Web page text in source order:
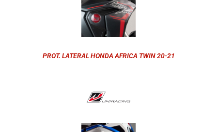
PROT. LATERAL HONDA AFRICA TWIN 20-21